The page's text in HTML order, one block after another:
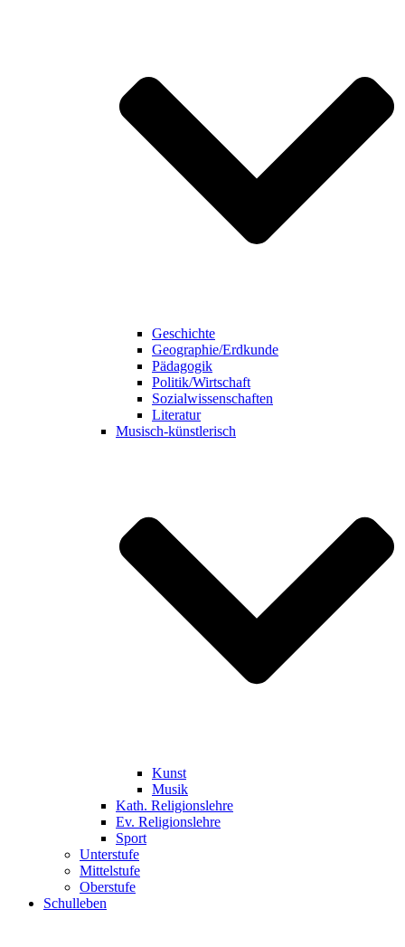
Geschichte
Geographie/Erdkunde
Pädagogik
Politik/Wirtschaft
Sozialwissenschaften
Literatur
Musisch-künstlerisch
Kunst
Musik
Kath. Religionslehre
Ev. Religionslehre
Sport
Unterstufe
Mittelstufe
Oberstufe
Schulleben